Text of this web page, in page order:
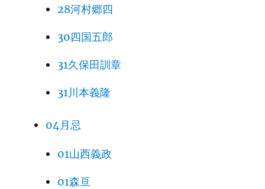
28河村郷四
30四国五郎
31久保田訓章
31川本義隆
04月忌
01山西義政
01森亘